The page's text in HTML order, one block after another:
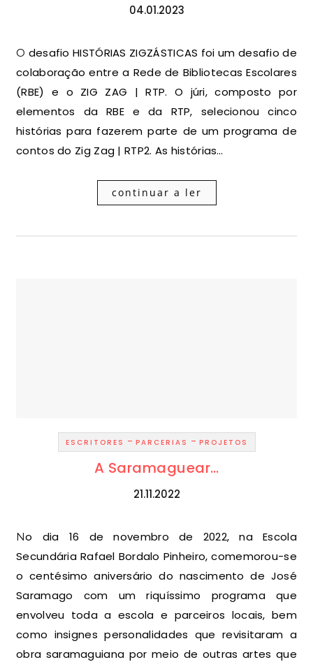
04.01.2023
O desafio HISTÓRIAS ZIGZÁSTICAS foi um desafio de
colaboração entre a Rede de Bibliotecas Escolares
(RBE) e o ZIG ZAG | RTP. O júri, composto por
elementos da RBE e da RTP, selecionou cinco
histórias para fazerem parte de um programa de
contos do Zig Zag | RTP2. As histórias…
continuar a ler
ESCRITORES - PARCERIAS - PROJETOS
A Saramaguear…
21.11.2022
No dia 16 de novembro de 2022, na Escola
Secundária Rafael Bordalo Pinheiro, comemorou-se
o centésimo aniversário do nascimento de José
Saramago com um riquíssimo programa que
envolveu toda a escola e parceiros locais, bem
como insignes personalidades que revisitaram a
obra saramaguiana por meio de outras artes que